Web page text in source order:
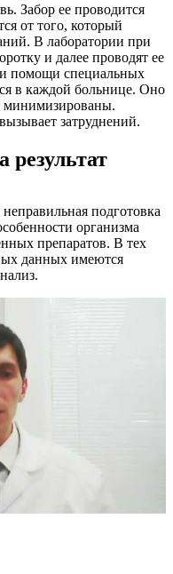
Забор ее проводится
от того, который
В лаборатории при
и далее проводят ее
помощи специальных
в каждой больнице. Оно
минимизированы.
затруднений.
результат
подготовка
организма
препаратов. В тех
данных имеются